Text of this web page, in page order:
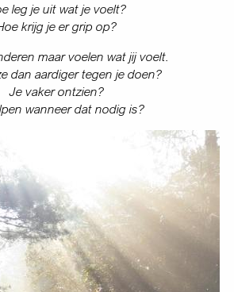
leg je uit wat je voelt?
krijg je er grip op?
maar voelen wat jij voelt.
dan aardiger tegen je doen?
Je vaker ontzien?
wanneer dat nodig is?